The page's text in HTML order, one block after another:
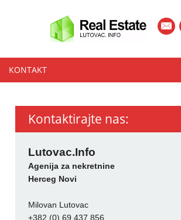
mail
KONTAKT
Kontaktirajte nas:
Lutovac.Info
Agenija za nekretnine
Herceg Novi
Milovan Lutovac
+382 (0) 69 437 856